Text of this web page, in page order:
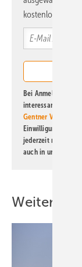
kostenlos direkt
Bei Anmeldung zu
interessante
Gentner Verlag
Einwilligung kann
jederzeit möglich.
auch in unserer
Weitere